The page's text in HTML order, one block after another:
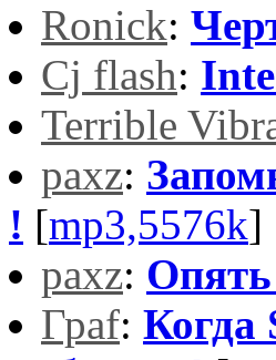
Ronick:
Cj flash:
Terrible
paxz:
! [mp3,5576k]
paxz:
Граf: Когда